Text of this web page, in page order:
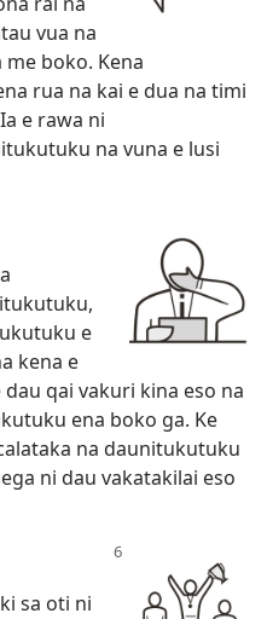
vua na
boko. Kena
rua na kai e dua na timi
e rawa ni
na vuna e lusi
e
kena e
qai vakuri kina eso na
ena boko ga. Ke
na daunitukutuku
ni dau vakatakilai eso
sa oti ni